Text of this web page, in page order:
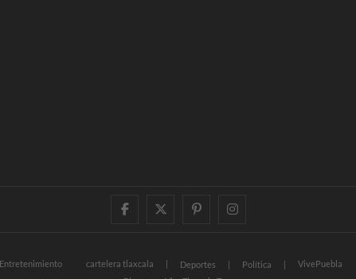
facebooktwitter
pinterestinstagram
Entretenimiento cartelera tlaxcala Deportes Política VivePuebla